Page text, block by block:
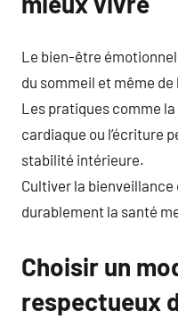
Le bien-être
du sommeil et même de
Les pratiques comme
cardiaque ou l’écriture
stabilité intérieure.
Cultiver la
durablement la santé
Choisir un
respectueux